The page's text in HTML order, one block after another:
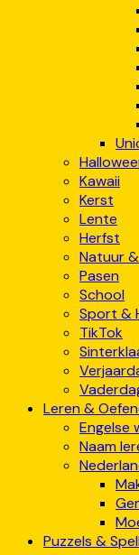
Kawaii
Kerst
Lente
Herfst
Natuur
Pasen
School
Sport &
TikTok
Leren &
Engelse
Naam
Puzzels &